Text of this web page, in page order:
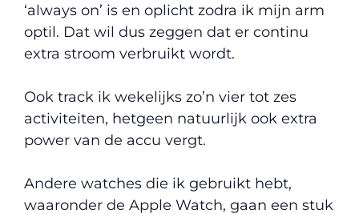
‘always on’ is en oplicht zodra ik mijn arm
optil. Dat wil dus zeggen dat er continu
extra stroom verbruikt wordt.
Ook track ik wekelijks zo’n vier tot zes
activiteiten, hetgeen natuurlijk ook extra
power van de accu vergt.
Andere watches die ik gebruikt hebt,
waaronder de Apple Watch, gaan een stuk